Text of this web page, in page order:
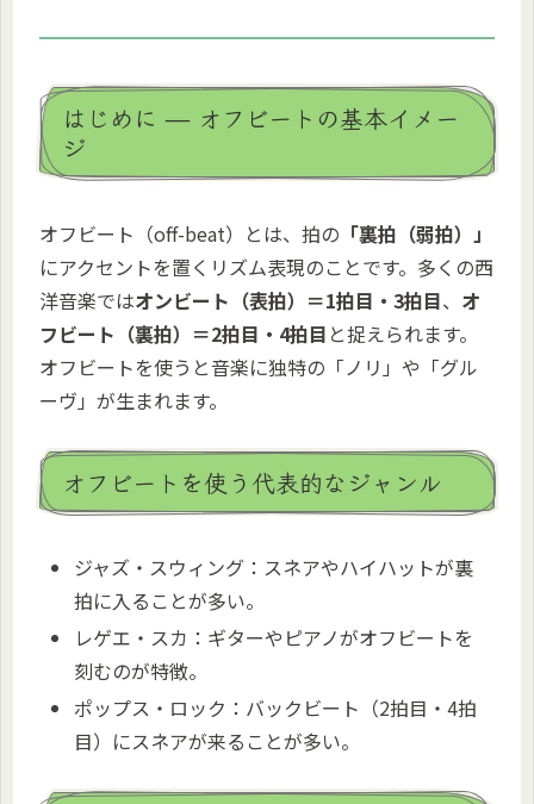
はじめに — オフビートの基本イメー
ジ
オフビート（off-beat）とは、拍の 「裏拍（弱拍）」
にアクセントを置くリズム表現のことです。多くの西
洋音楽ではオンビート（表拍）＝1拍目・3拍目、 オ
フビート（裏拍）＝2拍目・4拍目 と捉えられます。
オフビートを使うと音楽に独特の「ノリ」や「グル
ーヴ」が生まれます。
オフビートを使う代表的なジャンル
ジャズ・スウィング：スネアやハイハットが裏
拍に入ることが多い。
レゲエ・スカ：ギターやピアノがオフビートを
刻むのが特徴。
ポップス・ロック：バックビート（2拍目・4拍
目）にスネアが来ることが多い。